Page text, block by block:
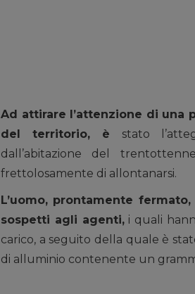
Ad attirare l’attenzione di
del territorio, è stato
dall’abitazione del
frettolosamente di allontanarsi.
L’uomo, prontamente
sospetti agli agenti,i quali
carico, a seguito della quale è
di alluminio contenente un